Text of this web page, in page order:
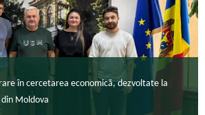
în cercetarea economică, dezvoltate la
Moldova